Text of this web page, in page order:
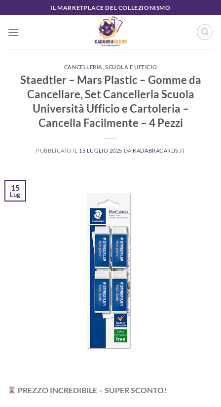
ai
contenuti
IL MARKETPLACE DEL COLLEZIONISMO
CANCELLERIA ,SCUOLA E UFFICIO
Staedtler – Mars Plastic – Gomme da
Cancellare, Set Cancelleria Scuola
Università Ufficio e Cartoleria –
Cancella Facilmente – 4 Pezzi
PUBBLICATO IL 15 LUGLIO 2025 DA KADABRACARDS.IT
15
Lug
PREZZO INCREDIBILE – SUPER SCONTO!